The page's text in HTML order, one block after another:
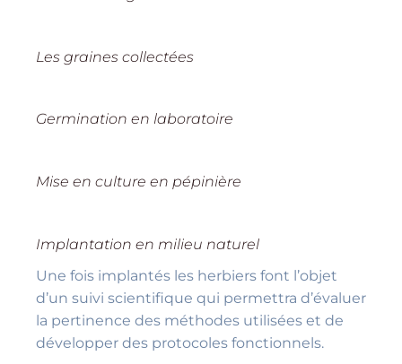
Les graines collectées
Germination en laboratoire
Mise en culture en pépinière
Implantation en milieu naturel
Une fois implantés les herbiers font l’objet
d’un suivi scientifique qui permettra d’évaluer
la pertinence des méthodes utilisées et de
développer des protocoles fonctionnels.